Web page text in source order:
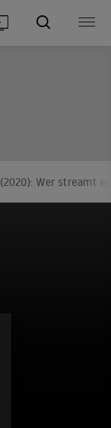
Wer streamt